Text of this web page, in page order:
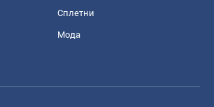
Сплетни
Мода